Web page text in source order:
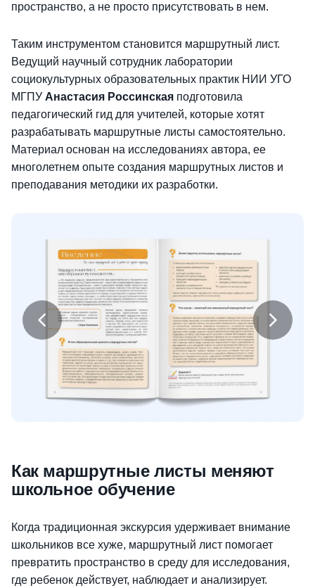
пространство, а не просто присутствовать в нем.
Таким инструментом становится маршрутный лист.
Ведущий научный сотрудник лаборатории
социокультурных образовательных практик НИИ УГО
МГПУ Анастасия Россинская подготовила
педагогический гид для учителей, которые хотят
разрабатывать маршрутные листы самостоятельно.
Материал основан на исследованиях автора, ее
многолетнем опыте создания маршрутных листов и
преподавания методики их разработки.
Как маршрутные листы меняют
школьное обучение
Когда традиционная экскурсия удерживает внимание
школьников все хуже, маршрутный лист помогает
превратить пространство в среду для исследования,
где ребенок действует, наблюдает и анализирует.